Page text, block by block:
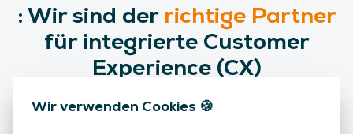
:Wirsind der richtige Partner
für integrierte Customer
Experience (CX)
Wir verwenden Cookies 🍪